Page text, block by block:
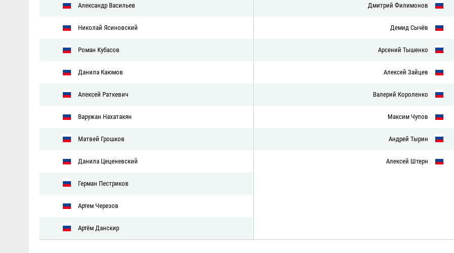
Александр Васильев
Николай Ясиновский
Роман Кубасов
Данила Каюмов
Алексей Раткевич
Варужан Нахатакян
Матвей Грошков
Данила Цеценевский
Герман Пестриков
Артем Черезов
Артём Данскир
Дмитрий Филимонов
Демид Сычёв
Арсений Тышенко
Алексей Зайцев
Валерий Короленко
Максим Чупов
Андрей Тырин
Алексей Штерн